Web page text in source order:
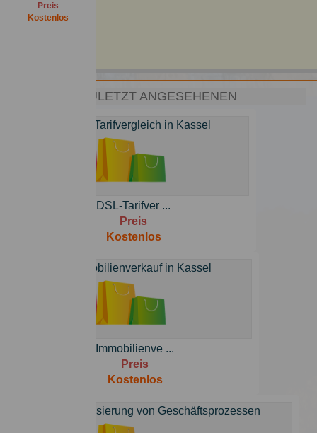
Preis
Kostenlos
ZULETZT ANGESEHENEN
DSL-Tarifver ...
Preis
Kostenlos
Immobilienve ...
Preis
Kostenlos